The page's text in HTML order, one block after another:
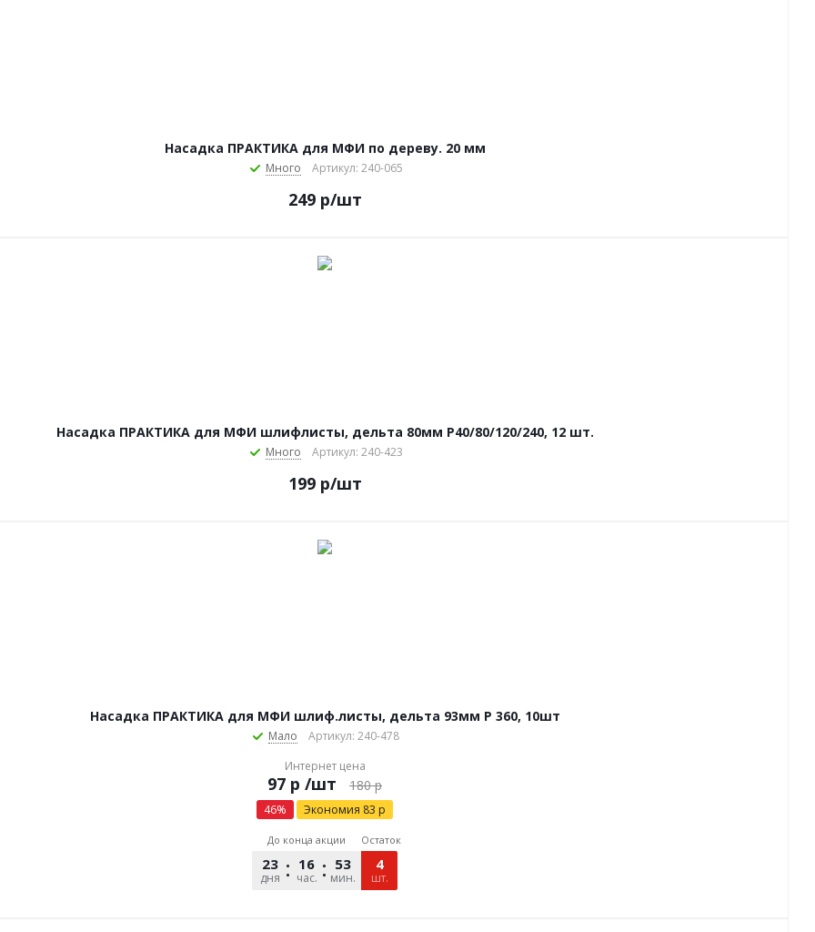
Насадка ПРАКТИКА для МФИ по дереву. 20 мм
Много Артикул: 240-065
249р/шт
Насадка ПРАКТИКА для МФИ шлифлисты, дельта 80мм P40/80/120/240, 12 шт.
Много Артикул: 240-423
199р/шт
Насадка ПРАКТИКА для МФИ шлиф.листы, дельта 93мм P 360, 10шт
Мало
Артикул: 240-478
Интернет цена
р /шт 180р
46% Экономия 83 р
До конца акции
23
дня
16
час.
52
мин.
59
сек.
Остаток
4
шт.